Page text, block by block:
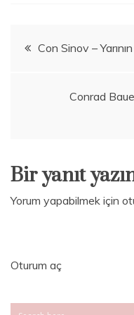
YazıCon Sinov –
Conrad
Bir yanıt
Yorum yapabilmek için
Oturum aç